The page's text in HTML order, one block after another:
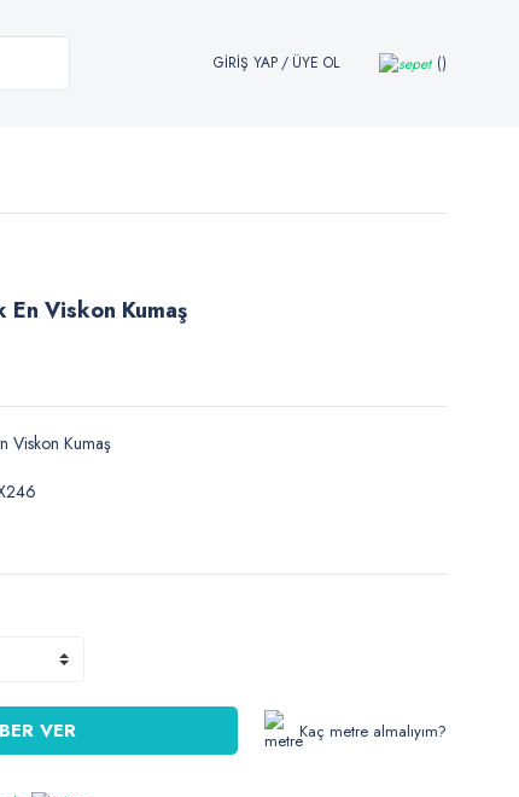
GİRİŞ YAP/ ÜYE OL
Viskon Kumaş
Viskon Kumaş
VER Kaç metre almalıyım?